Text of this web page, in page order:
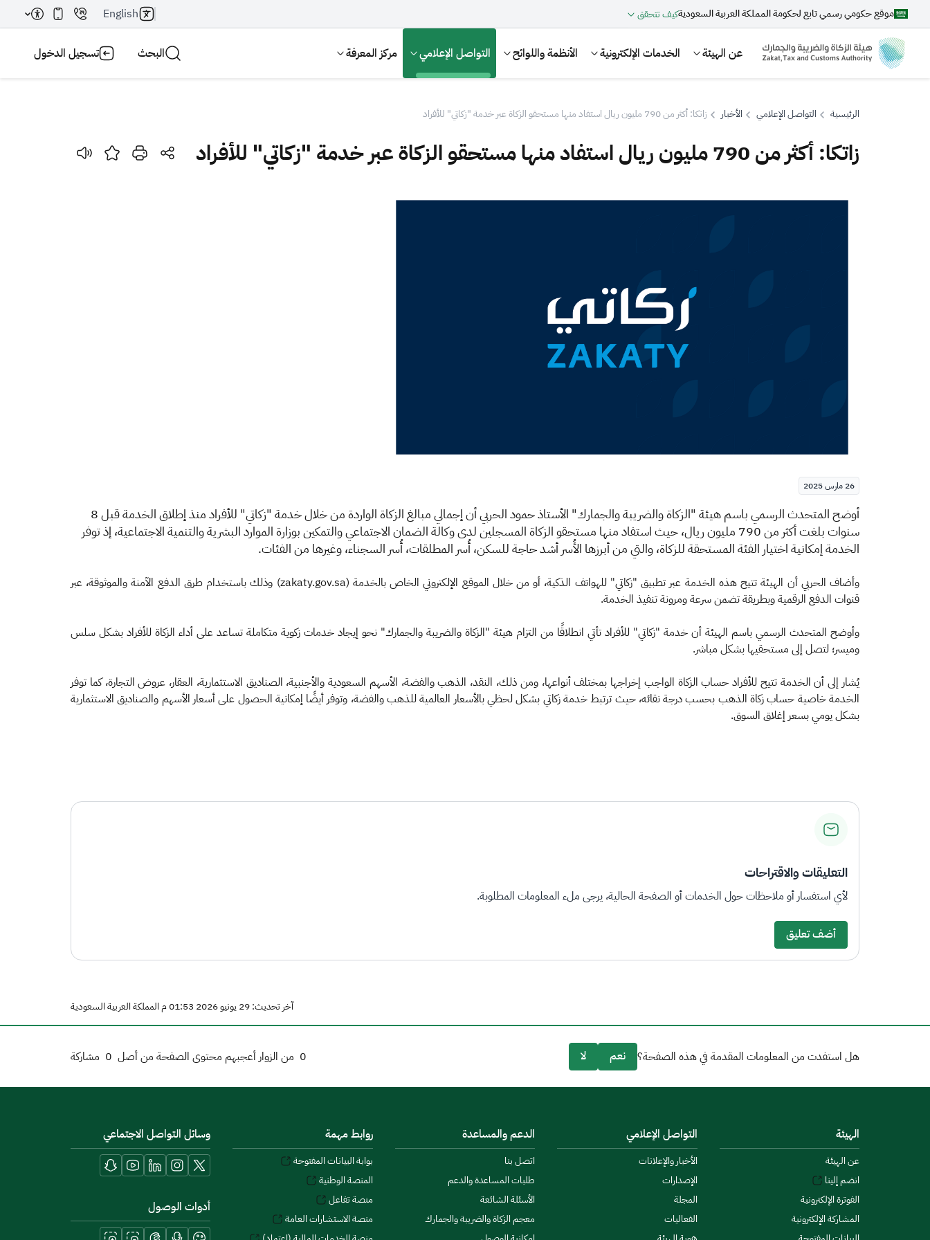
موقع حكومي رسمي تابع لحكومة المملكة العربية السعوديةكيف تتحقق English
عن الهيئة الخدمات الإلكترونية الأنظمة واللوائح التواصل الإعلامي مركز المعرفة البحث تسجيل الدخول
بحث
الرئيسية التواصل الإعلامي الأخبار زاتكا: أكثر من 790 مليون ريال استفاد منها مستحقو الزكاة عبر خدمة "زكاتي" للأفراد
زاتكا: أكثر من 790 مليون ريال استفاد منها مستحقو الزكاة عبر خدمة "زكاتي" للأفراد
26 مارس 2025
​​أ
وضح المتحدث الرسمي باسم هيئة "الزكاة والضريبة والجمارك" الأستاذ حمود الحربي أن إجمالي مبالغ الزكاة الواردة من خلال خدمة "زكاتي" للأفراد منذ إطلاق الخدمة قبل 8
سنوات بلغت أكثر من 790 مليون ريال، حيث استفاد منها مستحقو الزكاة المسجلين لدى وكالة الضمان الاجتماعي والتمكين بوزارة الموارد البشرية والتنمية الاجتماعية، إذ توفر
الخدمة إمكانية اختيار الفئة المستحقة للزكاة، والتي من أبرزها الأُسر أشد حاجة للسكن، أُسر المطلقات، أُسر السجناء، وغيرها من الفئات.
وأضاف الحربي أن الهيئة تتيح هذه الخدمة عبر تطبيق "زكاتي" للهواتف الذكية، أو من خلال الموقع الإلكتروني الخاص بالخدمة (zakaty.gov.sa) وذلك باستخدام طرق الدفع الآمنة والموثوقة، عبر
قنوات الدفع الرقمية وبطريقة تضمن سرعة ومرونة تنفيذ الخدمة.
وأوضح المتحدث الرسمي باسم الهيئة أن خدمة "زكاتي" للأفراد تأتي انطلاقًا من التزام هيئة "الزكاة والضريبة والجمارك" نحو إيجاد خدمات زكوية متكاملة تساعد على أداء الزكاة للأفراد بشكل سلس
وميسر؛ لتصل إلى مستحقيها بشكل مباشر.
يُشار إلى أن الخدمة تتيح للأفراد حساب الزكاة الواجب إخراجها بمختلف أنواعها، ومن ذلك، النقد، الذهب والفضة، الأسهم السعودية والأجنبية، الصناديق الاستثمارية، العقار، عروض التجارة، كما توفر
الخدمة خاصية حساب زكاة الذهب بحسب درجة نقائه، حيث ترتبط خدمة زكاتي بشكل لحظي بالأسعار العالمية للذهب والفضة، وتوفر أيضًا إمكانية الحصول على أسعار الأسهم والصناديق الاستثمارية
بشكل يومي بسعر إغلاق السوق.
التعليقات والاقتراحات
لأي استفسار أو ملاحظات حول الخدمات أو الصفحة الحالية، يرجى ملء المعلومات المطلوبة.
أضف تعليق
آخر تحديث: 29 يونيو 2026 01:53 م المملكة العربية السعودية
0 من الزوار أعجبهم محتوى الصفحة من أصل 0 مشاركة هل استفدت من المعلومات المقدمة في هذه الصفحة؟ نعم لا
الهيئة
عن الهيئة
انضم إلينا
الفوترة الإلكترونية
المشاركة الإلكترونية
التواصل الإعلامي
الأخبار والإعلانات
الإصدارات
المجلة
الفعاليات
الدعم والمساعدة
اتصل بنا
طلبات المساعدة والدعم
الأسئلة الشائعة
معجم الزكاة والضريبة والجمارك
روابط مهمة
بوابة البيانات المفتوحة
المنصة الوطنية
منصة تفاعل
منصة الاستشارات العامة
وسائل التواصل الاجتماعي
أدوات الوصول